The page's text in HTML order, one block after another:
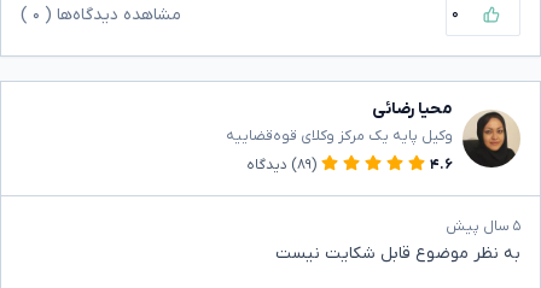
۰ مشاهده دیدگاه‌ها ( ۰
محیا رضائی
وکیل پایه یک مرکز وکلای قوه‌قضاییه
۴.۶
(۸۹) دیدگاه
۵ سال پیش
به نظر موضوع قابل شکایت نیست